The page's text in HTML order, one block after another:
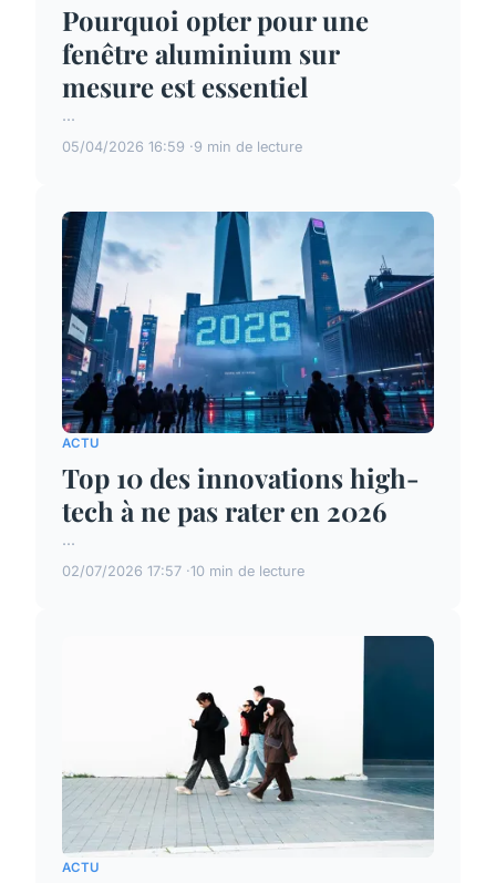
Pourquoi opter pour une
fenêtre aluminium sur
mesure est essentiel
...
05/04/2026 16:59 9 min de lecture
ACTU
Top 10 des innovations high-
tech à ne pas rater en 2026
...
02/07/2026 17:57 10 min de lecture
ACTU